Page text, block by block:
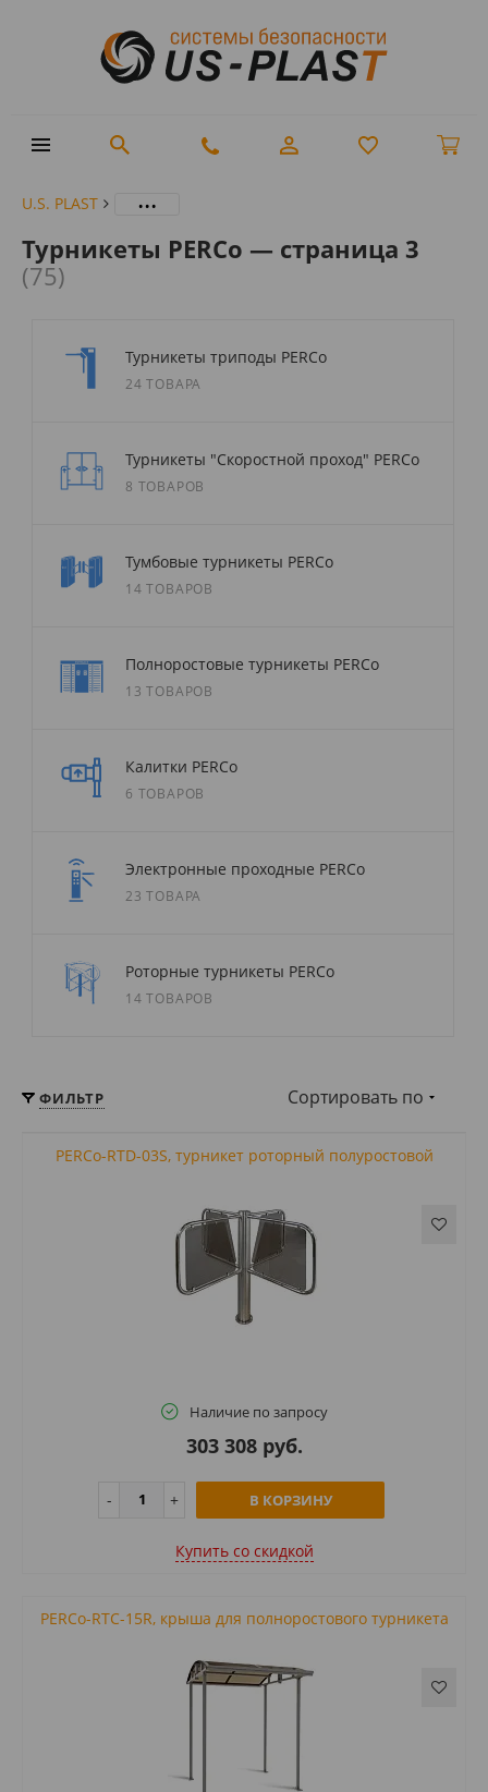
U.S. PLAST ...
Турникеты PERCo — страница 3
(75)
Турникеты триподы PERCo
24 ТОВАРА
Турникеты "Скоростной проход" PERCo
8 ТОВАРОВ
Тумбовые турникеты PERCo
14 ТОВАРОВ
Полноростовые турникеты PERCo
13 ТОВАРОВ
Калитки PERCo
6 ТОВАРОВ
Электронные проходные PERCo
23 ТОВАРА
Роторные турникеты PERCo
14 ТОВАРОВ
ФИЛЬТР Сортировать по
PERCo-RTD-03S, турникет роторный полуростовой
Наличие по запросу
303 308 руб.
В КОРЗИНУ
Купить cо скидкой
PERCo-RTC-15R, крыша для полноростового турникета